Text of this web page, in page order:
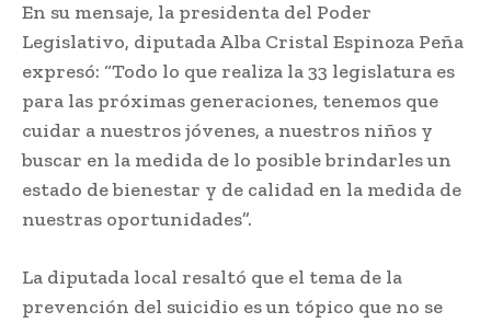
En su mensaje, la presidenta del Poder
Legislativo, diputada Alba Cristal Espinoza Peña
expresó: “Todo lo que realiza la 33 legislatura es
para las próximas generaciones, tenemos que
cuidar a nuestros jóvenes, a nuestros niños y
buscar en la medida de lo posible brindarles un
estado de bienestar y de calidad en la medida de
nuestras oportunidades”.
La diputada local resaltó que el tema de la
prevención del suicidio es un tópico que no se